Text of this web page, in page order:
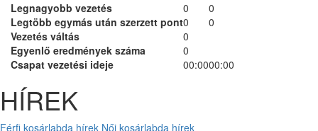
Legnagyobb vezetés 0
0
Legtöbb egymás után szerzett pont0
0
Vezetés váltás
0
Egyenlő eredmények száma
0
Csapat vezetési ideje
00:0000:00
HÍREK
Férfi kosárlabda hírek Női kosárlabda hírek